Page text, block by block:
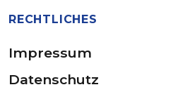
RECHTLICHES
Impressum
Datenschutz